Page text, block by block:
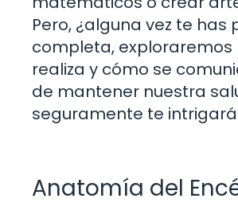
Pero, ¿alguna vez te
completa, exploraremos
realiza y cómo se
de mantener nuestra
seguramente te
Anatomía del